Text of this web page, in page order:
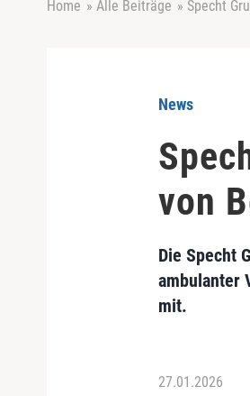
Home » Alle Beiträge » Specht
News
von
Die Specht
ambulanter
mit.
27.01.2026